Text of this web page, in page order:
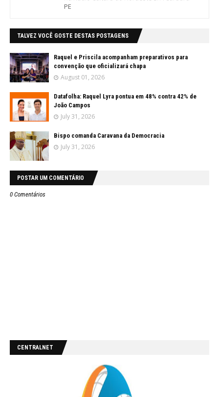
PE
TALVEZ VOCÊ GOSTE DESTAS POSTAGENS
Raquel e Priscila acompanham preparativos para
convenção que oficializará chapa
August 01, 2026
Datafolha: Raquel Lyra pontua em 48% contra 42% de
João Campos
July 31, 2026
Bispo comanda Caravana da Democracia
July 31, 2026
POSTAR UM COMENTÁRIO
0 Comentários
CENTRALNET